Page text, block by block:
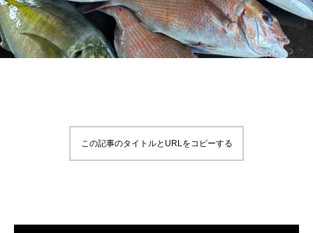
この記事のタイトルとURLをコピーする